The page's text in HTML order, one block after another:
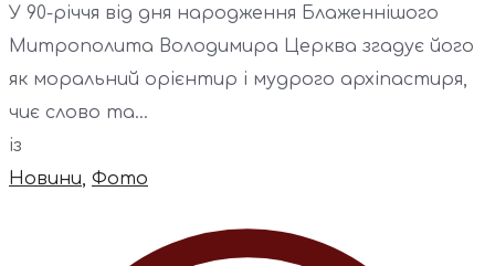
У 90-річчя від дня народження Блаженнішого
Митрополита Володимира Церква згадує його
як моральний орієнтир і мудрого архіпастиря,
чиє слово та...
із
Новини, Фото